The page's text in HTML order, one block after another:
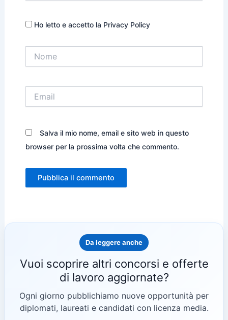
Ho letto e accetto la Privacy Policy
Salva il mio nome, email e sito web in questo
browser per la prossima volta che commento.
Da leggere anche
Vuoi scoprire altri concorsi e offerte
di lavoro aggiornate?
Ogni giorno pubblichiamo nuove opportunità per
diplomati, laureati e candidati con licenza media.